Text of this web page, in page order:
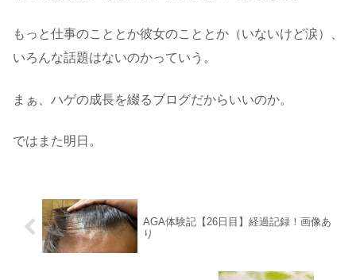
もっと仕事のこととか彼女のこととか（いないけど涙）、
いろんな話題はないのかっていう。
まぁ、ハゲの成長を綴るブログだからいいのか。
ではまた明日。
AGA体験記【26日目】経過記録！画像あ
り